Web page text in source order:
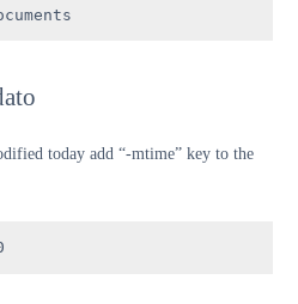
today add “-mtime” key to the